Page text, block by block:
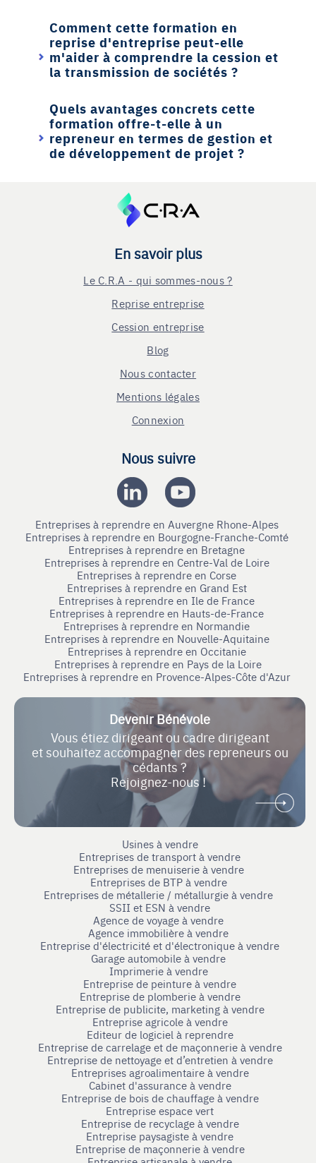
Comment cette formation en
reprise d'entreprise peut-elle
m'aider à comprendre la cession et
la transmission de sociétés ?
Quels avantages concrets cette
formation offre-t-elle à un
repreneur en termes de gestion et
de développement de projet ?
En savoir plus
Le C.R.A - qui sommes-nous ?
Reprise entreprise
Cession entreprise
Blog
Nous contacter
Mentions légales
Connexion
Nous suivre
Entreprises à reprendre en Auvergne Rhone-Alpes
Entreprises à reprendre en Bourgogne-Franche-Comté
Entreprises à reprendre en Bretagne
Entreprises à reprendre en Centre-Val de Loire
Entreprises à reprendre en Corse
Entreprises à reprendre en Grand Est
Entreprises à reprendre en Ile de France
Entreprises à reprendre en Hauts-de-France
Entreprises à reprendre en Normandie
Entreprises à reprendre en Nouvelle-Aquitaine
Entreprises à reprendre en Occitanie
Entreprises à reprendre en Pays de la Loire
Entreprises à reprendre en Provence-Alpes-Côte d'Azur
Devenir Bénévole
Vous étiez dirigeant ou cadre dirigeant
et souhaitez accompagner des repreneurs ou
cédants ?
Rejoignez-nous !
Usines à vendre
Entreprises de transport à vendre
Entreprises de menuiserie à vendre
Entreprises de BTP à vendre
Entreprises de métallerie / métallurgie à vendre
SSII et ESN à vendre
Agence de voyage à vendre
Agence immobilière à vendre
Entreprise d'électricité et d'électronique à vendre
Garage automobile à vendre
Imprimerie à vendre
Entreprise de peinture à vendre
Entreprise de plomberie à vendre
Entreprise de publicite, marketing à vendre
Entreprise agricole à vendre
Editeur de logiciel à reprendre
Entreprise de carrelage et de maçonnerie à vendre
Entreprise de nettoyage et d’entretien à vendre
Entreprises agroalimentaire à vendre
Cabinet d'assurance à vendre
Entreprise de bois de chauffage à vendre
Entreprise espace vert
Entreprise de recyclage à vendre
Entreprise paysagiste à vendre
Entreprise de maçonnerie à vendre